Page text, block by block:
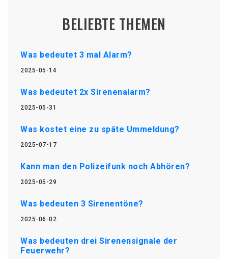
BELIEBTE THEMEN
Was bedeutet 3 mal Alarm?
2025-05-14
Was bedeutet 2x Sirenenalarm?
2025-05-31
Was kostet eine zu späte Ummeldung?
2025-07-17
Kann man den Polizeifunk noch Abhören?
2025-05-29
Was bedeuten 3 Sirenentöne?
2025-06-02
Was bedeuten drei Sirenensignale der
Feuerwehr?